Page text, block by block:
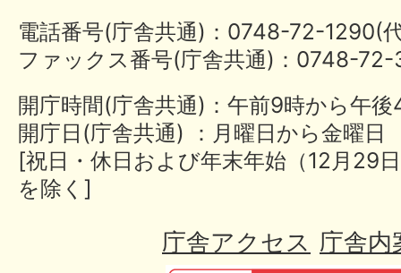
電話番号(庁舎共通)：0748-72-
ファックス番号(庁舎共通)：0748-
開庁時間(庁舎共通)：午前9時から午
開庁日(庁舎共通) ：月曜日から金曜日
[祝日・休日および年末年始（12月29
を除く]
庁舎アクセス 庁舎内